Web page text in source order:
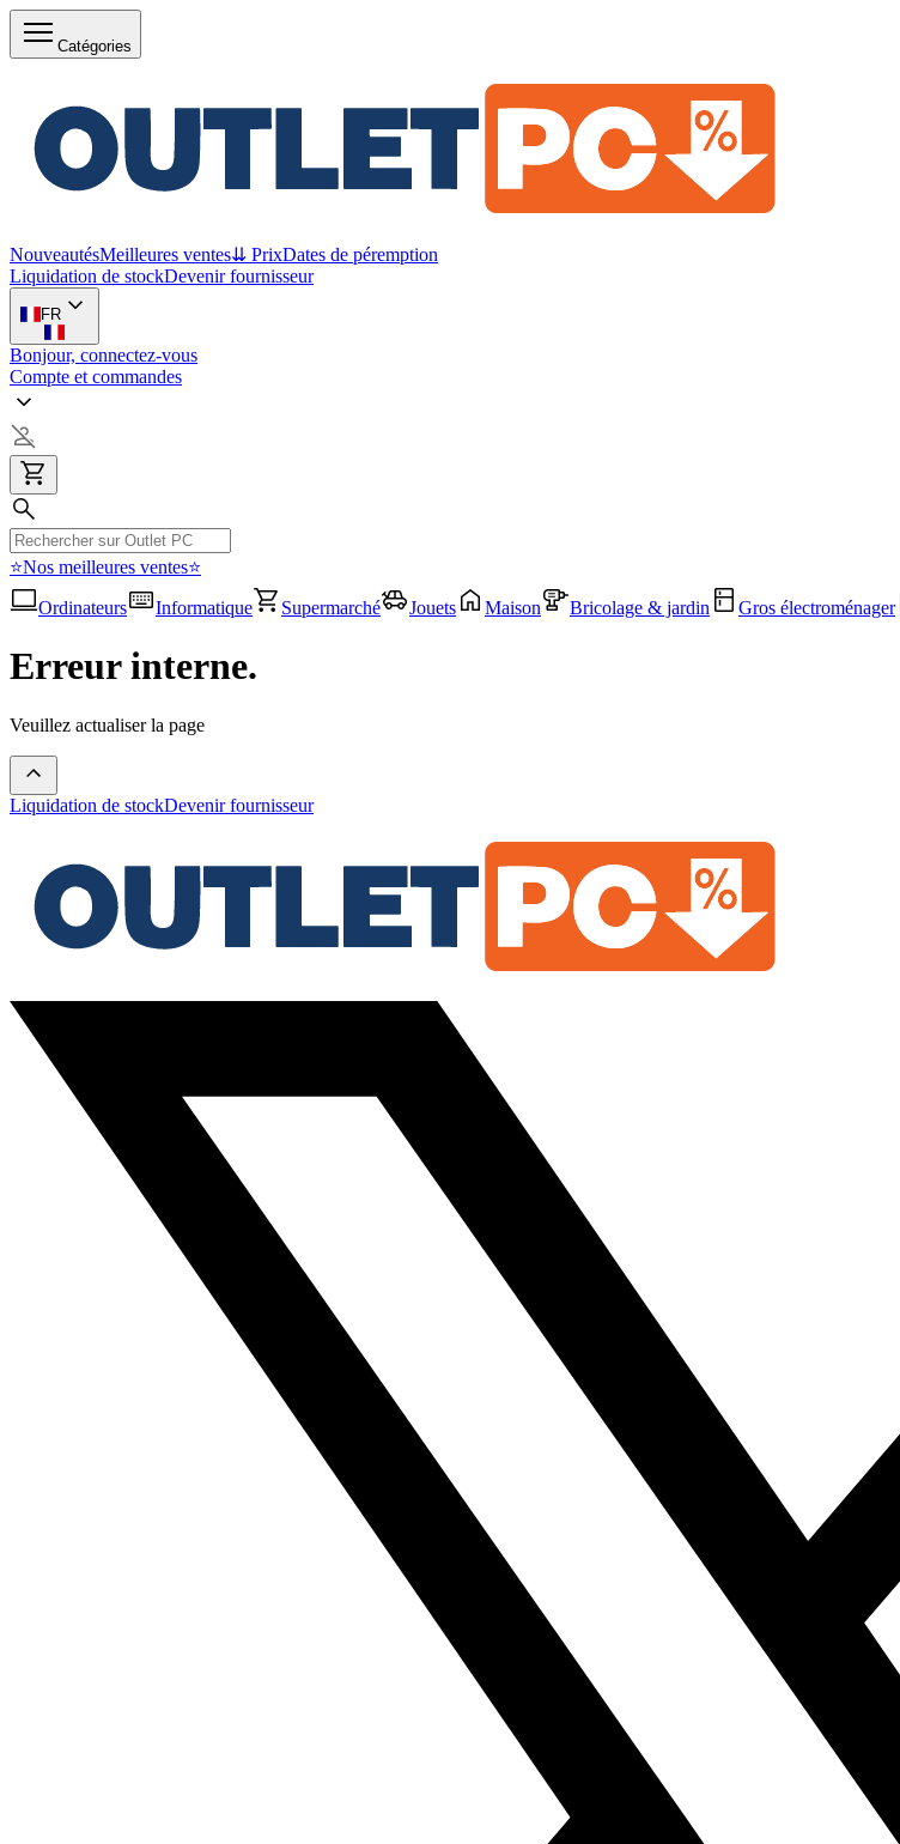
Catégories
NouveautésMeilleures ventes⇊ PrixDates de péremption
Liquidation de stockDevenir fournisseur
FR
Bonjour, connectez-vous
Compte et commandes
⭐Nos meilleures ventes⭐
Ordinateurs
Informatique Supermarché Jouets Maison Bricolage & jardin Gros électroménager
Erreur interne.
Veuillez actualiser la page
Liquidation de stockDevenir fournisseur